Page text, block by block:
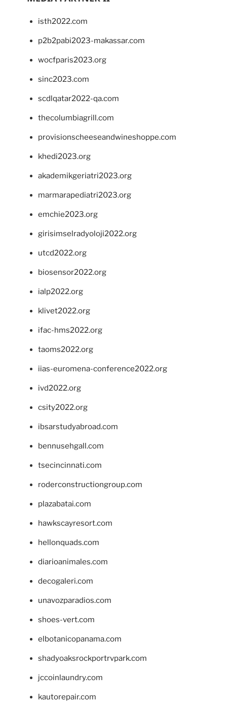
isth2022.com
p2b2pabi2023-makassar.com
wocfparis2023.org
sinc2023.com
scdlqatar2022-qa.com
thecolumbiagrill.com
provisionscheeseandwineshoppe.com
khedi2023.org
akademikgeriatri2023.org
marmarapediatri2023.org
emchie2023.org
girisimselradyoloji2022.org
utcd2022.org
biosensor2022.org
ialp2022.org
klivet2022.org
ifac-hms2022.org
taoms2022.org
iias-euromena-conference2022.org
ivd2022.org
csity2022.org
ibsarstudyabroad.com
bennusehgall.com
tsecincinnati.com
roderconstructiongroup.com
plazabatai.com
hawkscayresort.com
hellonquads.com
diarioanimales.com
decogaleri.com
unavozparadios.com
shoes-vert.com
elbotanicopanama.com
shadyoaksrockportrvpark.com
jccoinlaundry.com
kautorepair.com